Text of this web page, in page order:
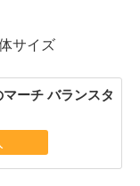
サイズ
マーチ バランスタ